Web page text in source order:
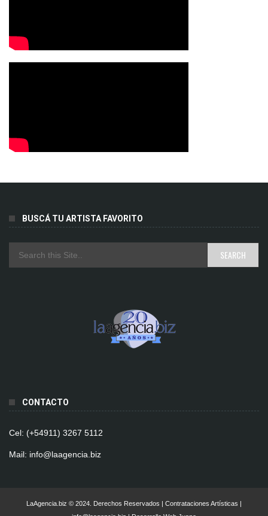
BUSCÁ TU ARTISTA FAVORITO
CONTACTO
Cel: (+54911) 3267 5112
Mail: info@laagencia.biz
LaAgencia.biz © 2024. Derechos Reservados | Contrataciones Artísticas |